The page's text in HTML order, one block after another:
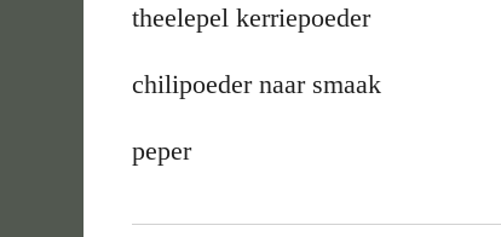
theelepel kerriepoeder
chilipoeder naar smaak
peper